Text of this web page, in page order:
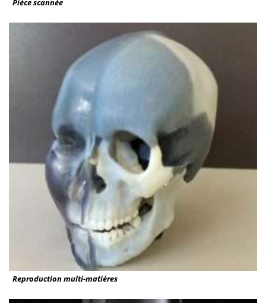
Pièce scannée
Reproduction multi-matières